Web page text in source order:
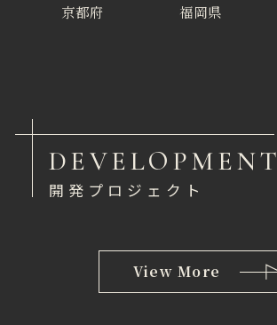
京都府 福岡県
DEVELOPMENT
開発プロジェクト
View More